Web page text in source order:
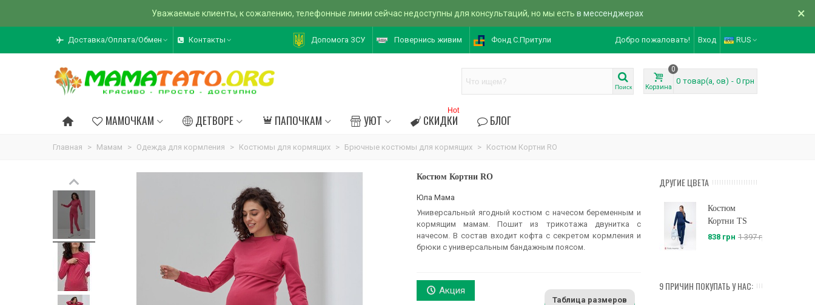
Уважаемые клиенты, к сожалению, телефонные линии сейчас недоступны для консультаций, но мы есть в мессенджерах ×
Доставка/Оплата/Обмен Контакты Допомога ЗСУ Повернись живим Фонд С.Притули Добро пожаловать! Вход RUS
Поиск Корзина
0
0 товар(а, ов) - 0 грн
МАМОЧКАМ ДЕТВОРЕ ПАПОЧКАМ УЮТ СКИДКИ
Hot
БЛОГ
Главная > Мамам > Одежда для кормления > Костюмы для кормящих > Брючные костюмы для кормящих > Костюм Кортни RO
Костюм Кортни RO
Юла Мама
Универсальный ягодный костюм с начесом беременным и
кормящим мамам. Пошит из трикотажа двунитка с
начесом. В состав входит кофта с секретом кормления и
брюки с универсальным бандажным поясом.
Акция
Таблица размеров
ДРУГИЕ ЦВЕТА
Костюм
Кортни TS
838 грн 1 397 грн
9 ПРИЧИН ПОКУПАТЬ У НАС: